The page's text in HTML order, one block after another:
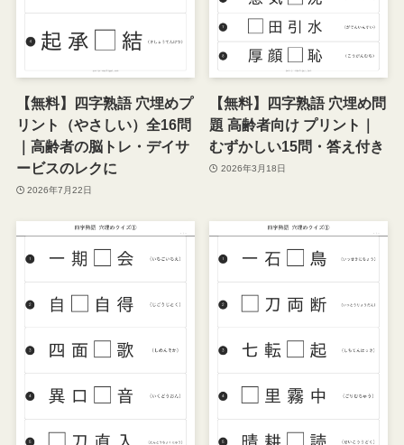
【無料】四字熟語 穴埋めプ
リント（やさしい）全16問
｜高齢者の脳トレ・デイサ
ービスのレクに
2026年7月22日
【無料】四字熟語 穴埋め問
題 高齢者向け プリント｜
むずかしい15問・答え付き
2026年3月18日